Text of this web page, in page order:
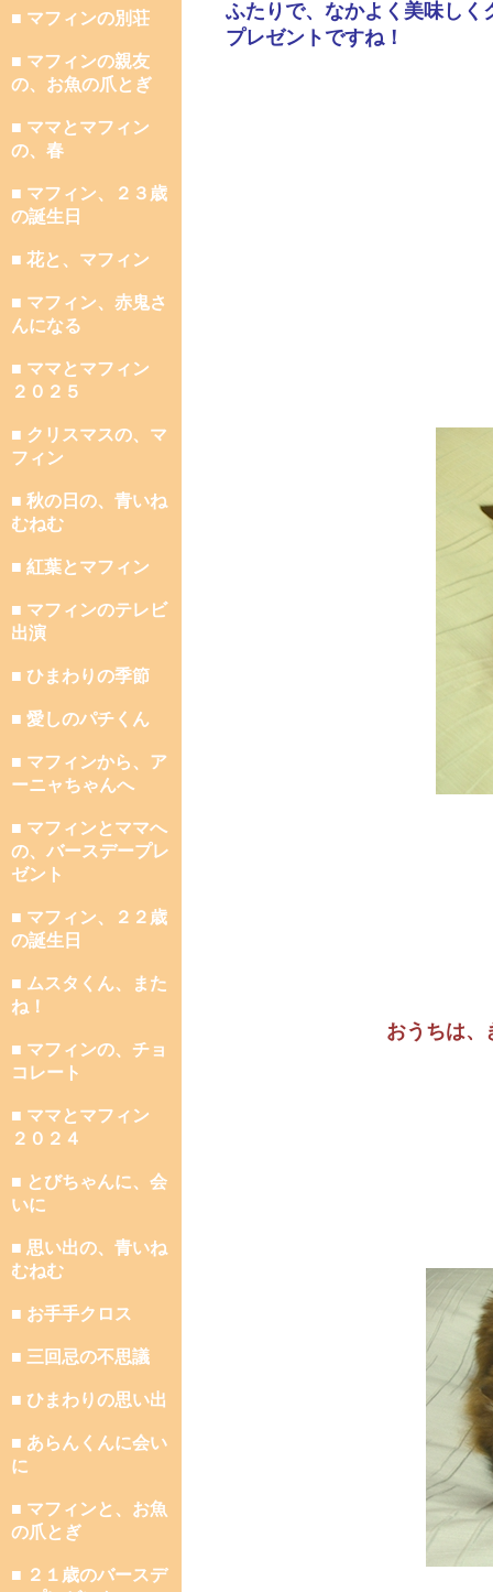
■ マフィンの別荘
■ マフィンの親友
の、お魚の爪とぎ
■ ママとマフィン
の、春
■ マフィン、２３歳
の誕生日
■ 花と、マフィン
■ マフィン、赤鬼さ
んになる
■ ママとマフィン
２０２５
■ クリスマスの、マ
フィン
■ 秋の日の、青いね
むねむ
■ 紅葉とマフィン
■ マフィンのテレビ
出演
■ ひまわりの季節
■ 愛しのパチくん
■ マフィンから、ア
ーニャちゃんへ
■ マフィンとママへ
の、バースデープレ
ゼント
■ マフィン、２２歳
の誕生日
■ ムスタくん、また
ね！
■ マフィンの、チョ
コレート
■ ママとマフィン
２０２４
■ とびちゃんに、会
いに
■ 思い出の、青いね
むねむ
■ お手手クロス
■ 三回忌の不思議
■ ひまわりの思い出
■ あらんくんに会い
に
■ マフィンと、お魚
の爪とぎ
■ ２１歳のバースデ
ふたりで、なかよく美味しく
プレゼントですね！
おうちは、